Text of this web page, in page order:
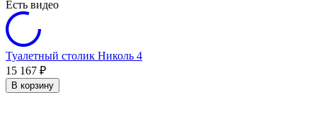
Есть видео
Туалетный столик Николь 4
15 167 ₽
В корзину